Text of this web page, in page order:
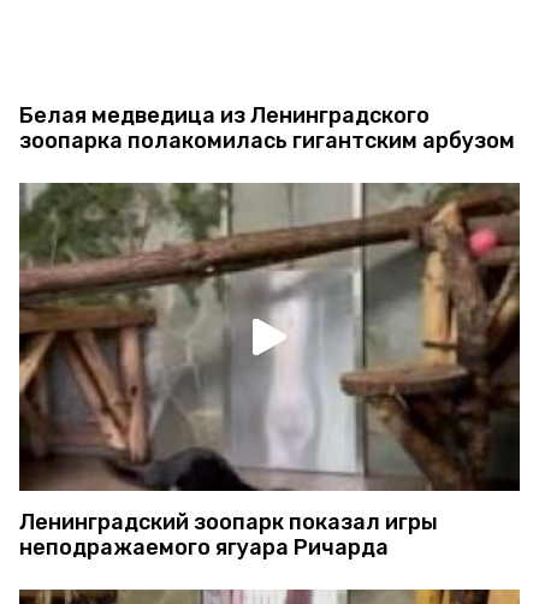
Белая медведица из Ленинградского
зоопарка полакомилась гигантским арбузом
Ленинградский зоопарк показал игры
неподражаемого ягуара Ричарда